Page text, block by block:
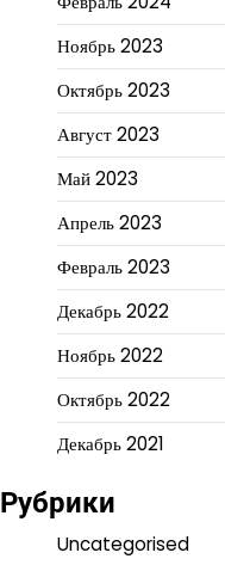
Ноябрь 2023
Октябрь 2023
Август 2023
Май 2023
Апрель 2023
Февраль 2023
Декабрь 2022
Ноябрь 2022
Октябрь 2022
Декабрь 2021
Рубрики
Uncategorised